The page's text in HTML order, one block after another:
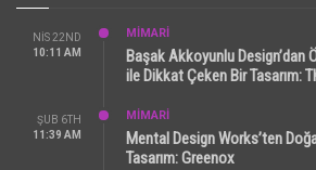
NIS 22ND
10:11 AM
MİMARİ
Başak Akkoyunlu Design’dan
ile Dikkat Çeken Bir Tasarım:
ŞUB 6TH
11:39 AM
MİMARİ
Mental Design Works’ten
Tasarım: Greenox